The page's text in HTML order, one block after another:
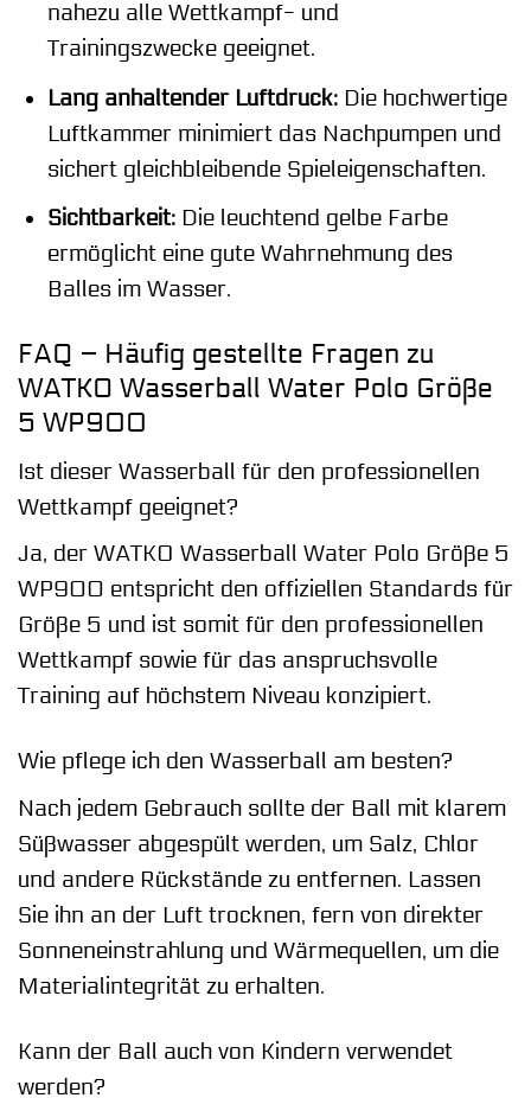
nahezu alle Wettkampf- und
Trainingszwecke geeignet.
Lang anhaltender Luftdruck:Die hochwertige
Luftkammer minimiert das Nachpumpen und
sichert gleichbleibende Spieleigenschaften.
Sichtbarkeit:Die leuchtend gelbe Farbe
ermöglicht eine gute Wahrnehmung des
Balles im Wasser.
FAQ – Häufig gestellte Fragen zu
WATKO Wasserball Water Polo Größe
5 WP900
Ist dieser Wasserball für den professionellen
Wettkampf geeignet?
Ja, der WATKO Wasserball Water Polo Größe 5
WP900 entspricht den offiziellen Standards für
Größe 5 und ist somit für den professionellen
Wettkampf sowie für das anspruchsvolle
Training auf höchstem Niveau konzipiert.
Wie pflege ich den Wasserball am besten?
Nach jedem Gebrauch sollte der Ball mit klarem
Süßwasser abgespült werden, um Salz, Chlor
und andere Rückstände zu entfernen. Lassen
Sie ihn an der Luft trocknen, fern von direkter
Sonneneinstrahlung und Wärmequellen, um die
Materialintegrität zu erhalten.
Kann der Ball auch von Kindern verwendet
werden?